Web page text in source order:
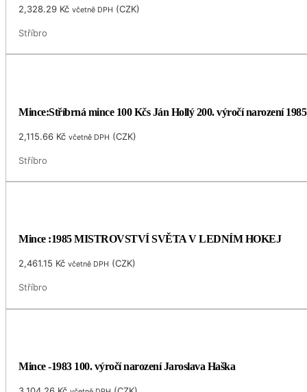
2,328.29 Kč včetně DPH (CZK)
Stříbro
Mince:Stříbrná mince 100 Kčs Ján Hollý 200. výročí narození 1985
2,115.66 Kč včetně DPH (CZK)
Stříbro
Mince :1985 MISTROVSTVÍ SVĚTA V LEDNÍM HOKEJ
2,461.15 Kč včetně DPH (CZK)
Stříbro
Mince -1983 100. výročí narození Jaroslava Haška